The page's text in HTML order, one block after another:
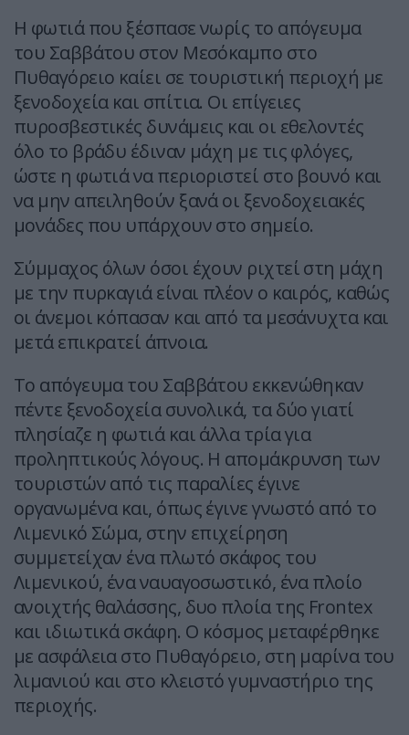
Η φωτιά που ξέσπασε νωρίς το απόγευμα
του Σαββάτου στον Μεσόκαμπο στο
Πυθαγόρειο καίει σε τουριστική περιοχή με
ξενοδοχεία και σπίτια. Οι επίγειες
πυροσβεστικές δυνάμεις και οι εθελοντές
όλο το βράδυ έδιναν μάχη με τις φλόγες,
ώστε η φωτιά να περιοριστεί στο βουνό και
να μην απειληθούν ξανά οι ξενοδοχειακές
μονάδες που υπάρχουν στο σημείο.
Σύμμαχος όλων όσοι έχουν ριχτεί στη μάχη
με την πυρκαγιά είναι πλέον ο καιρός, καθώς
οι άνεμοι κόπασαν και από τα μεσάνυχτα και
μετά επικρατεί άπνοια.
Το απόγευμα του Σαββάτου εκκενώθηκαν
πέντε ξενοδοχεία συνολικά, τα δύο γιατί
πλησίαζε η φωτιά και άλλα τρία για
προληπτικούς λόγους. Η απομάκρυνση των
τουριστών από τις παραλίες έγινε
οργανωμένα και, όπως έγινε γνωστό από το
Λιμενικό Σώμα, στην επιχείρηση
συμμετείχαν ένα πλωτό σκάφος του
Λιμενικού, ένα ναυαγοσωστικό, ένα πλοίο
ανοιχτής θαλάσσης, δυο πλοία της Frontex
και ιδιωτικά σκάφη. Ο κόσμος μεταφέρθηκε
με ασφάλεια στο Πυθαγόρειο, στη μαρίνα του
λιμανιού και στο κλειστό γυμναστήριο της
περιοχής.